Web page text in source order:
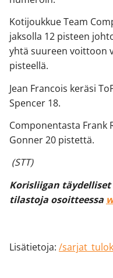
Kotijoukkue Team
jaksolla 12 pisteen
yhtä suureen voittoon
pisteellä.
Jean Francois keräsi
Spencer 18.
Componentasta Frank
Gonner 20 pistettä.
(STT)
Korisliigan
tilastoja osoitteessa
Lisätietoja: /